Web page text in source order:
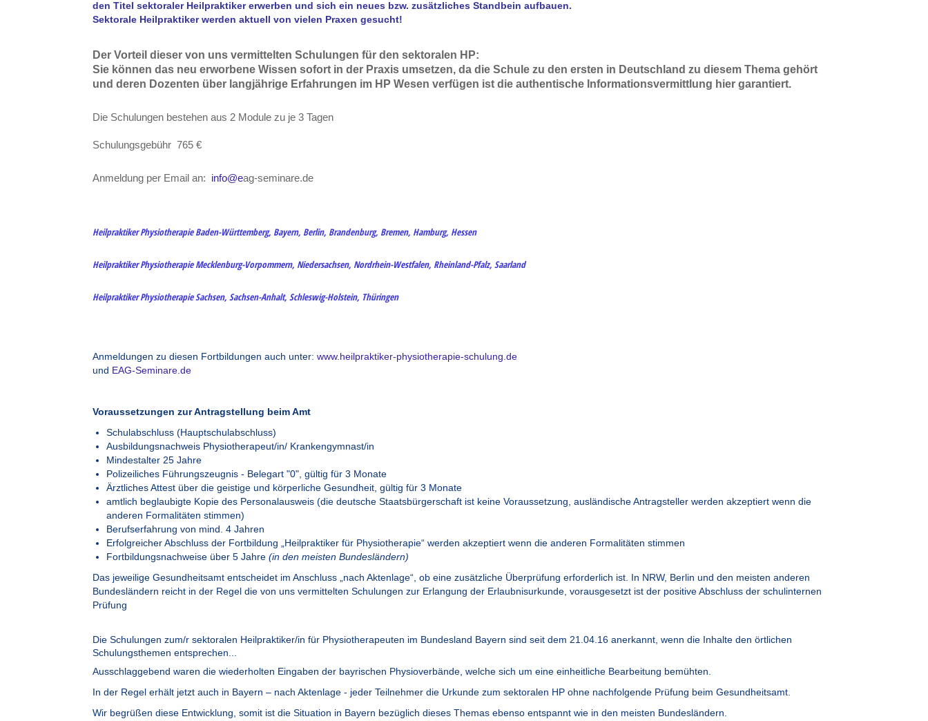
den Titel sektoraler Heilpraktiker erwerben und sich ein neues bzw. zusätzliches Standbein aufbauen.
Sektorale Heilpraktiker werden aktuell von vielen Praxen gesucht!
Der Vorteil dieser von uns vermittelten Schulungen für den sektoralen HP:
Sie können das neu erworbene Wissen sofort in der Praxis umsetzen, da die Schule zu den ersten in Deutschland zu diesem Thema gehört
und deren Dozenten über langjährige Erfahrungen im HP Wesen verfügen ist die authentische Informationsvermittlung hier garantiert.
Die Schulungen bestehen aus 2 Module zu je 3 Tagen
Schulungsgebühr 765 €
Anmeldung per Email an: info@eag-seminare.de
Heilpraktiker Physiotherapie Baden-Württemberg, Bayern, Berlin, Brandenburg, Bremen, Hamburg, Hessen
Heilpraktiker Physiotherapie Mecklenburg-Vorpommern, Niedersachsen, Nordrhein-Westfalen, Rheinland-Pfalz, Saarland
Heilpraktiker Physiotherapie Sachsen, Sachsen-Anhalt, Schleswig-Holstein, Thüringen
Anmeldungen zu diesen Fortbildungen auch unter:www.heilpraktiker-physiotherapie-schulung.de
und EAG-Seminare.de
Voraussetzungen zur Antragstellung beim Amt
Schulabschluss (Hauptschulabschluss)
Ausbildungsnachweis Physiotherapeut/in/ Krankengymnast/in
Mindestalter 25 Jahre
Polizeiliches Führungszeugnis - Belegart "0", gültig für 3 Monate
Ärztliches Attest über die geistige und körperliche Gesundheit, gültig für 3 Monate
amtlich beglaubigte Kopie des Personalausweis (die deutsche Staatsbürgerschaft ist keine Voraussetzung, ausländische Antragsteller werden akzeptiert wenn die
anderen Formalitäten stimmen)
Berufserfahrung von mind. 4 Jahren
Erfolgreicher Abschluss der Fortbildung „Heilpraktiker für Physiotherapie“ werden akzeptiert wenn die anderen Formalitäten stimmen
Fortbildungsnachweise über 5 Jahre(in den meisten Bundesländern)
Das jeweilige Gesundheitsamt entscheidet im Anschluss „nach Aktenlage“, ob eine zusätzliche Überprüfung erforderlich ist. In NRW, Berlin und den meisten anderen
Bundesländern reicht in der Regel die von uns vermittelten Schulungen zur Erlangung der Erlaubnisurkunde, vorausgesetzt ist der positive Abschluss der schulinternen
Prüfung
Die Schulungen zum/r sektoralen Heilpraktiker/in für Physiotherapeuten im Bundesland Bayern sind seit dem 21.04.16 anerkannt, wenn die Inhalte den örtlichen
Schulungsthemen entsprechen...
Ausschlaggebend waren die wiederholten Eingaben der bayrischen Physioverbände, welche sich um eine einheitliche Bearbeitung bemühten.
In der Regel erhält jetzt auch in Bayern – nach Aktenlage - jeder Teilnehmer die Urkunde zum sektoralen HP ohne nachfolgende Prüfung beim Gesundheitsamt.
Wir begrüßen diese Entwicklung, somit ist die Situation in Bayern bezüglich dieses Themas ebenso entspannt wie in den meisten Bundesländern.